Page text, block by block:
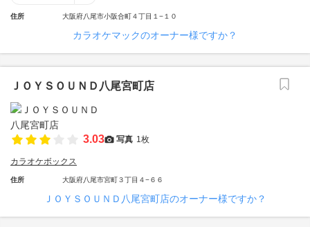
住所 大阪府八尾市小阪合町４丁目１−１０
カラオケマックのオーナー様ですか？
ＪＯＹＳＯＵＮＤ八尾宮町店
3.03 写真 1枚
カラオケボックス
住所 大阪府八尾市宮町３丁目４−６６
ＪＯＹＳＯＵＮＤ八尾宮町店のオーナー様ですか？